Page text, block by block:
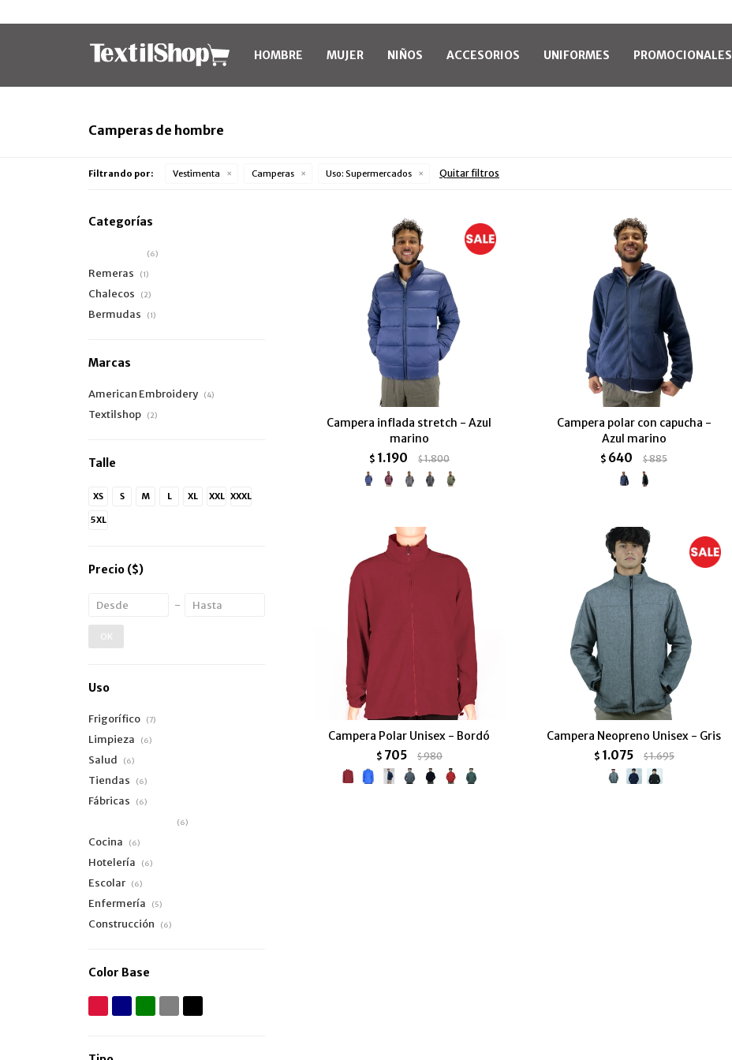
HOMBRE MUJER NIÑOS ACCESORIOS UNIFORMES PROMOCIONALES
Camperas de hombre
Filtrando por: Vestimenta Camperas Uso: Supermercados Quitar filtros
Campera inflada stretch - Azul
marino
$ 1.190 $1.800
Campera polar con capucha -
Azul marino
$ 640 $885
Campera Polar Unisex - Bordó
$ 705 $980
Campera Neopreno Unisex - Gris
$ 1.075 $1.695
Categorías
(6)
Remeras (1)
Chalecos (2)
Bermudas (1)
Marcas
American Embroidery (4)
Textilshop (2)
Talle
XS S M L XL XXL XXXL
5XL
Precio ($)
OK
Uso
Frigorífico (7)
Limpieza (6)
Salud (6)
Tiendas (6)
Fábricas (6)
(6)
Cocina (6)
Hotelería (6)
Escolar (6)
Enfermería (5)
Construcción (6)
Color Base